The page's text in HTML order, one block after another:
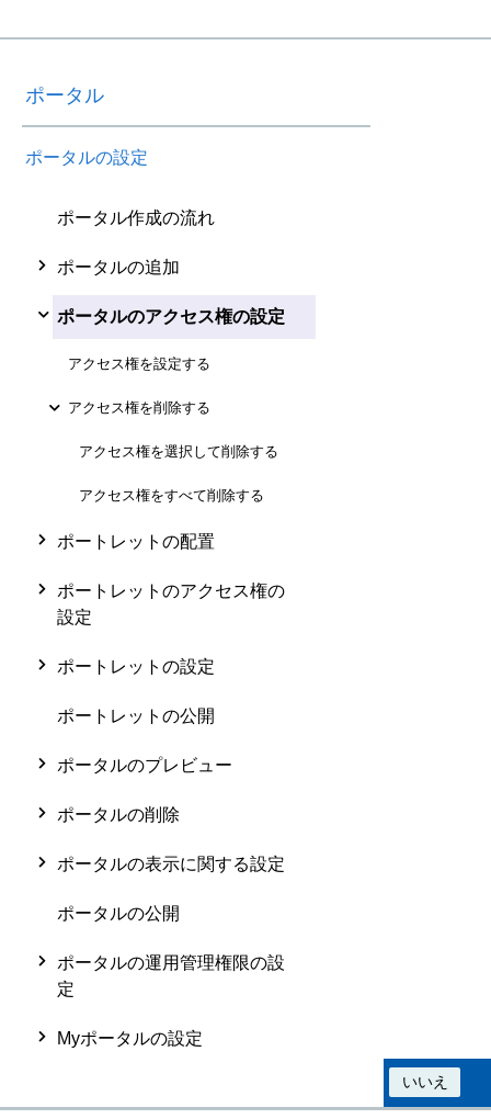
ポータル
ポータルの設定
ポータル作成の流れ
ポータルの追加
ポータルのアクセス権の設定
アクセス権を設定する
アクセス権を削除する
アクセス権を選択して削除する
アクセス権をすべて削除する
ポートレットの配置
ポートレットのアクセス権の
設定
ポートレットの設定
ポートレットの公開
ポータルのプレビュー
ポータルの削除
ポータルの表示に関する設定
ポータルの公開
ポータルの運用管理権限の設
定
Myポータルの設定
いいえ